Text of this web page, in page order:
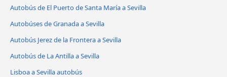
Autobús de El Puerto de Santa María a Sevilla
Autobúses de Granada a Sevilla
Autobús Jerez de la Frontera a Sevilla
Autobús de La Antilla a Sevilla
Lisboa a Sevilla autobús